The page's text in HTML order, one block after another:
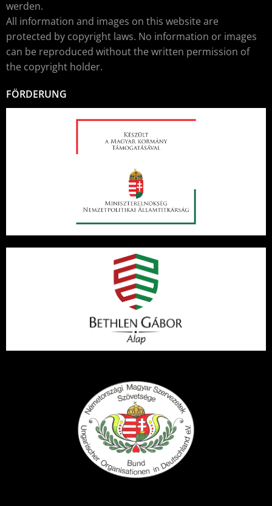
werden.
All information and images on this website are
protected by copyright laws. No information or images
can be reproduced without the written permission of
the copyright holder.
FÖRDERUNG